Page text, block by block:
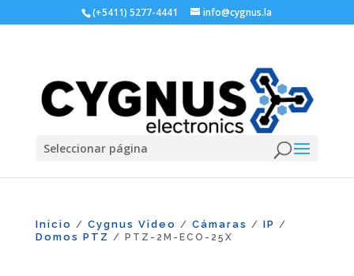
(+5411) 5277-4441 info@cygnus.la
Seleccionar página
Inicio / Cygnus Video / Cámaras / IP /
Domos PTZ / PTZ-2M-ECO-25X